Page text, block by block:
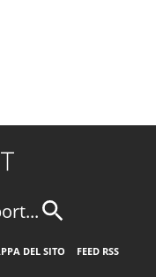
DEL SITO
FEED RSS